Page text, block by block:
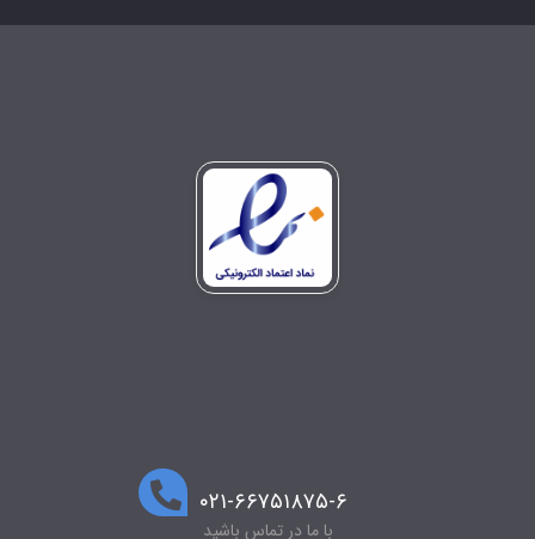
۰۲۱-۶۶۷۵۱۸۷۵-۶
با ما در تماس باشید